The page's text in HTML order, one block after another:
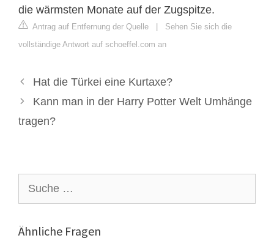
die wärmsten Monate auf der Zugspitze.
Antrag auf Entfernung der Quelle | Sehen Sie sich die
vollständige Antwort auf schoeffel.com an
Hat die Türkei eine Kurtaxe?
Kann man in der Harry Potter Welt Umhänge
tragen?
nach:
Ähnliche Fragen